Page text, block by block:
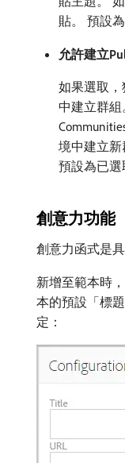
貼。 預設
允許建立
如果選取
中建立群
境中建立新
預設為已選
創意力功能
創意力函式是
新增至範本時
本的預設「標
定：